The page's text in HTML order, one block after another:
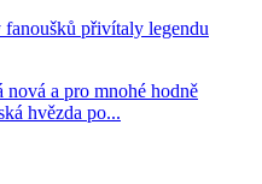
přivítaly legendu
nová a pro mnohé hodně
hvězda po...